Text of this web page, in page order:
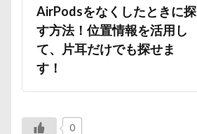
AirPodsをなくしたときに探
す方法！位置情報を活用し
て、片耳だけでも探せま
す！
0